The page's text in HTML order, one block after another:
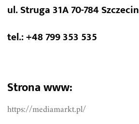
ul. Struga 31A 70-784 Szczecin
tel.: +48 799 353 535
Strona www:
https://mediamarkt.pl/